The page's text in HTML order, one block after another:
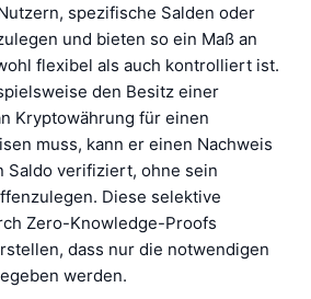
spezifische Salden oder
und bieten so ein Maß an
flexibel als auch kontrolliert ist.
den Besitz einer
Kryptowährung für einen
muss, kann er einen Nachweis
Saldo verifiziert, ohne sein
Diese selektive
Zero-Knowledge-Proofs
dass nur die notwendigen
werden.